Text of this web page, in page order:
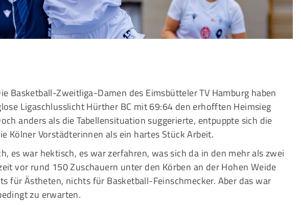
Basketball-Zweitliga-Damen des Eimsbütteler TV Hamburg haben
Ligaschlusslicht Hürther BC mit 69:64 den erhofften Heimsieg
anders als die Tabellensituation suggerierte, entpuppte sich die
Kölner Vorstädterinnen als ein hartes Stück Arbeit.
es war hektisch, es war zerfahren, was sich da in den mehr als zwei
vor rund 150 Zuschauern unter den Körben an der Hohen Weide
für Ästheten, nichts für Basketball-Feinschmecker. Aber das war
zu erwarten.
Vertretungen
Downloads
Termine
Fragen & Antworten